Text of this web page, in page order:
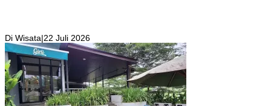
Di Wisata|22 Juli 2026